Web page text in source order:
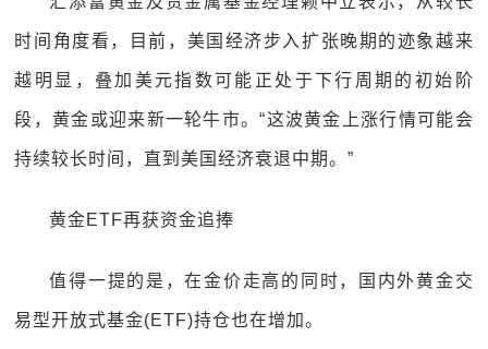
时间角度看，目前，美国经济步入扩张晚期的迹象越来
越明显，叠加美元指数可能正处于下行周期的初始阶
段，黄金或迎来新一轮牛市。“这波黄金上涨行情可能会
持续较长时间，直到美国经济衰退中期。”
黄金ETF再获资金追捧
值得一提的是，在金价走高的同时，国内外黄金交
易型开放式基金(ETF)持仓也在增加。